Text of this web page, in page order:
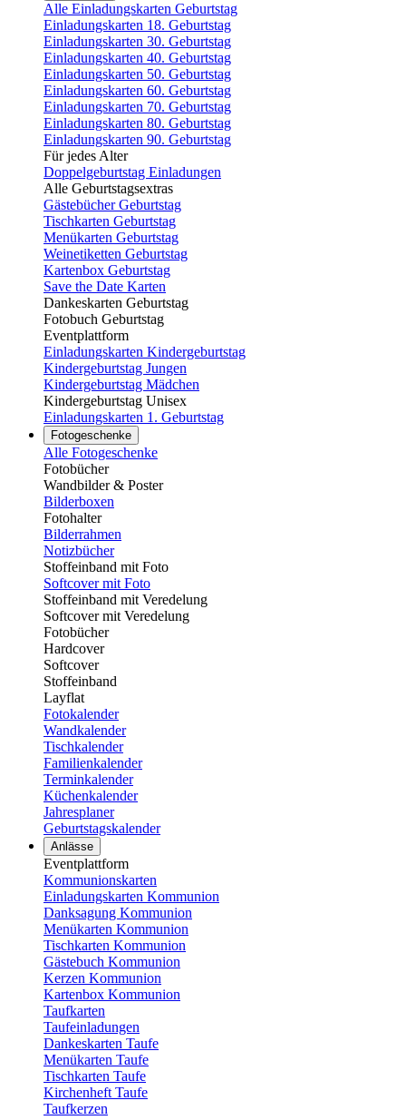
Alle Einladungskarten Geburtstag
Einladungskarten 18. Geburtstag
Einladungskarten 30. Geburtstag
Einladungskarten 40. Geburtstag
Einladungskarten 50. Geburtstag
Einladungskarten 60. Geburtstag
Einladungskarten 70. Geburtstag
Einladungskarten 80. Geburtstag
Einladungskarten 90. Geburtstag
Für jedes Alter
Doppelgeburtstag Einladungen
Alle Geburtstagsextras
Gästebücher Geburtstag
Tischkarten Geburtstag
Menükarten Geburtstag
Weinetiketten Geburtstag
Kartenbox Geburtstag
Save the Date Karten
Dankeskarten Geburtstag
Fotobuch Geburtstag
Eventplattform
Einladungskarten Kindergeburtstag
Kindergeburtstag Jungen
Kindergeburtstag Mädchen
Kindergeburtstag Unisex
Einladungskarten 1. Geburtstag
Fotogeschenke
Alle Fotogeschenke
Fotobücher
Wandbilder & Poster
Bilderboxen
Fotohalter
Bilderrahmen
Notizbücher
Stoffeinband mit Foto
Softcover mit Foto
Stoffeinband mit Veredelung
Softcover mit Veredelung
Fotobücher
Hardcover
Softcover
Stoffeinband
Layflat
Fotokalender
Wandkalender
Tischkalender
Familienkalender
Terminkalender
Küchenkalender
Jahresplaner
Geburtstagskalender
Anlässe
Eventplattform
Kommunionskarten
Einladungskarten Kommunion
Danksagung Kommunion
Menükarten Kommunion
Tischkarten Kommunion
Gästebuch Kommunion
Kerzen Kommunion
Kartenbox Kommunion
Taufkarten
Taufeinladungen
Dankeskarten Taufe
Menükarten Taufe
Tischkarten Taufe
Kirchenheft Taufe
Taufkerzen